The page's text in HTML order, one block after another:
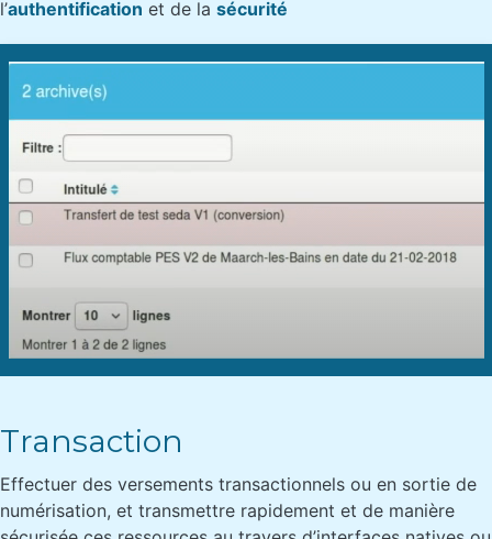
l’authentification et de la sécurité
Transaction
Effectuer des versements transactionnels ou en sortie de
numérisation, et transmettre rapidement et de manière